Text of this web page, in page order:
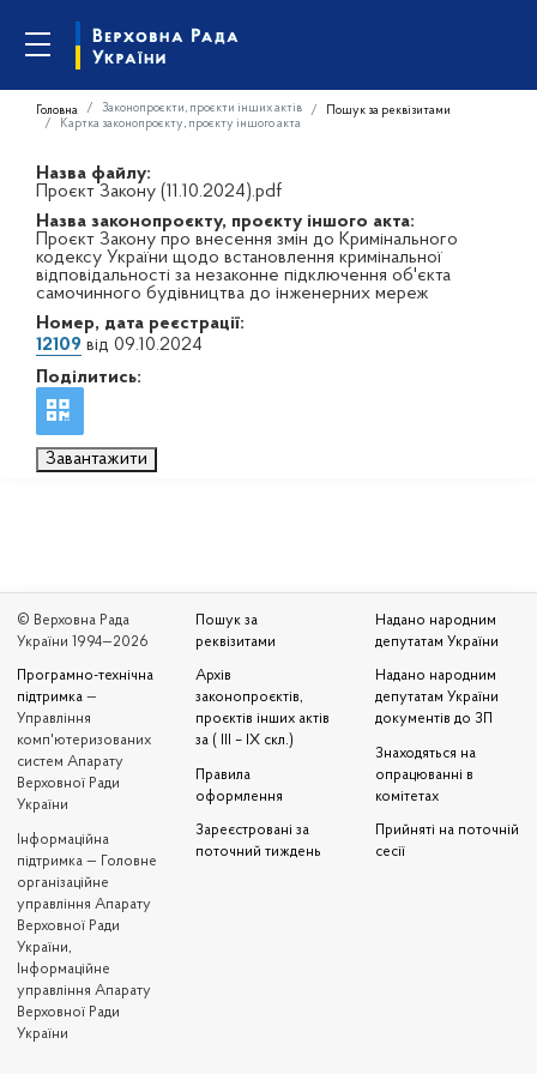
Головна Законопроєкти, проєкти інших актів
Пошук за реквізитами
Картка законопроєкту, проєкту іншого акта
Назва файлу:
Проєкт Закону (11.10.2024).pdf
Назва законопроєкту, проєкту іншого акта:
Проєкт Закону про внесення змін до Кримінального
кодексу України щодо встановлення кримінальної
відповідальності за незаконне підключення об'єкта
самочинного будівництва до інженерних мереж
Номер, дата реєстрації:
12109 від 09.10.2024
Поділитись:
Завантажити
© Верховна Рада
України 1994—2026
Програмно-технічна
підтримка —
Управління
комп'ютеризованих
систем Апарату
Верховної Ради
України
Iнформаційна
підтримка — Головне
організаційне
управління Апарату
Верховної Ради
України,
Інформаційне
управління Апарату
Верховної Ради
України
Пошук за
реквізитами
Архів
законопроєктів,
проєктів інших актів
за ( III – IX скл.)
Правила
оформлення
Зареєстровані за
поточний тиждень
Надано народним
депутатам України
Надано народним
депутатам України
документів до ЗП
Знаходяться на
опрацюванні в
комітетах
Прийняті на поточній
сесії